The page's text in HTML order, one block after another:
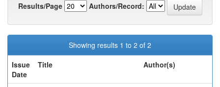
Results/Page
Authors/Record:
Showing results 1 to 2 of 2
Issue
Date
Title Author(s)